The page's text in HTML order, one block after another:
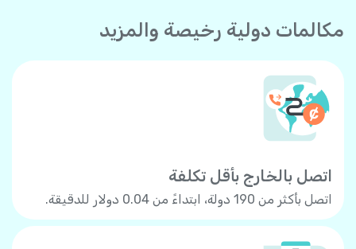
مكالمات دولية رخيصة والمزيد
اتصل بالخارج بأقل تكلفة
اتصل بأكثر من 190 دولة، ابتداءً من 0.04 دولار للدقيقة.